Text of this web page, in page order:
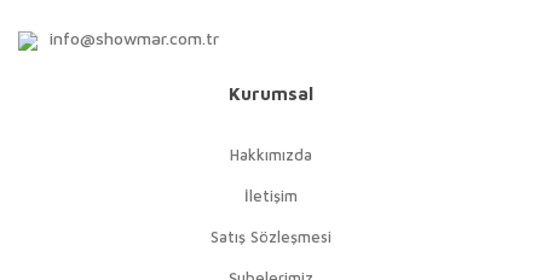
info@showmar.com.tr
Kurumsal
Hakkımızda
İletişim
Satış Sözleşmesi